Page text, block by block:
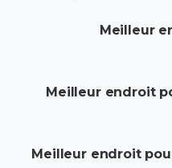
Meilleur
Meilleur endroit
Meilleur endroit